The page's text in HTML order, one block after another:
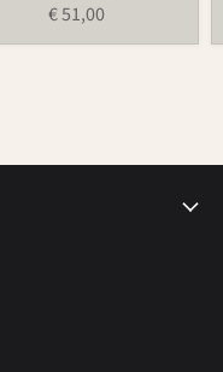
€ 51,00